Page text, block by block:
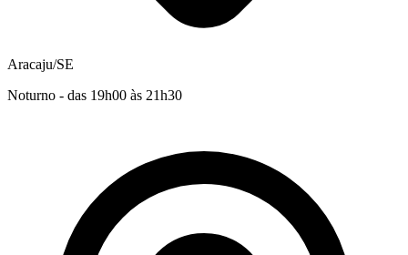
Aracaju/SE
Noturno - das 19h00 às 21h30